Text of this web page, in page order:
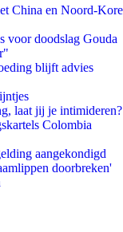
China en Noord-
voor doodslag Gouda
blijft advies
laat jij je intimideren?
Colombia
aangekondigd
doorbreken'